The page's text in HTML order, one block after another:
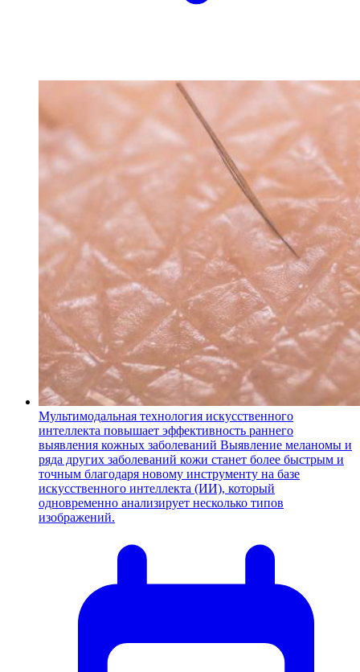
Мультимодальная технология искусственного
интеллекта повышает эффективность раннего
выявления кожных заболеваний Выявление меланомы и
ряда других заболеваний кожи станет более быстрым и
точным благодаря новому инструменту на базе
искусственного интеллекта (ИИ), который
одновременно анализирует несколько типов
изображений.